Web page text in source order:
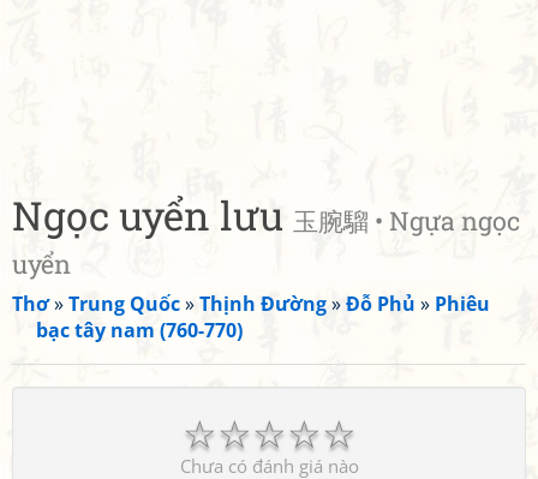
Ngọc uyển lưu 玉腕騮 • Ngựa ngọc
uyển
Thơ»Trung Quốc»Thịnh Đường»Đỗ Phủ » Phiêu
bạc tây nam (760-770)
☆
☆
☆
☆
☆
Chưa có đánh giá nào